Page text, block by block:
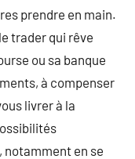
prendre en main.
trader qui rêve
ou sa banque
à compenser
livrer à la
notamment en se